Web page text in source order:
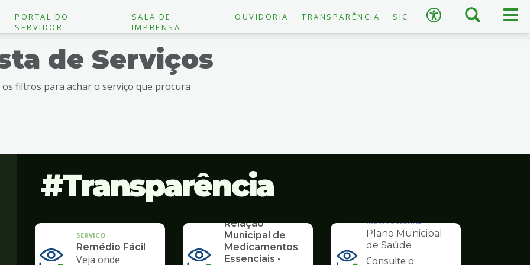
Busca
Acessibilidade
PORTAL DO
SERVIDOR
SALA DE
IMPRENSA
OUVIDORIA TRANSPARÊNCIA SIC ×
de Serviços
os filtros para achar o serviço que procura
Transparência
SERVICO
Remédio Fácil
Veja onde
Relação
Municipal de
Medicamentos
Essenciais -
INSTITUCIONAL
Plano Municipal
de Saúde
Consulte o